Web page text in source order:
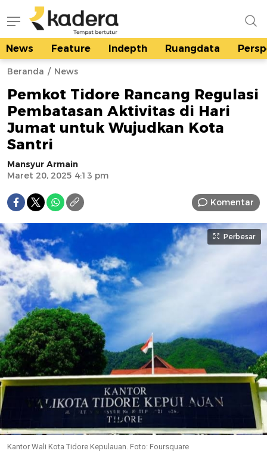
kadera.id
Tempat bertutur
News Feature Indepth Ruangdata
Beranda News
Pemkot Tidore Rancang Regulasi
Pembatasan Aktivitas di Hari
Jumat untuk Wujudkan Kota
Santri
Mansyur Armain
Maret 20, 2025 4:13 pm
Komentar
Perbesar
Kantor Wali Kota Tidore Kepulauan. Foto: Foursquare